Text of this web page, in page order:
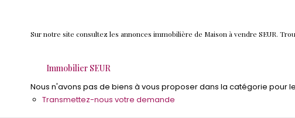
Sur notre site consultez les annonces immobilière de Maison à vendre SEUR.
Immobilier SEUR
Nous n'avons pas de biens à vous proposer dans la catégorie pour
Transmettez-nous votre demande